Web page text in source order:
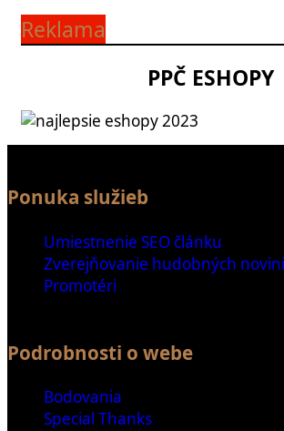
Reklama
PPČ ESHOPY
Ponuka služieb
Umiestnenie SEO článku
Zverejňovanie hudobných
Promotéri
Podrobnosti o webe
Bodovania
Special Thanks